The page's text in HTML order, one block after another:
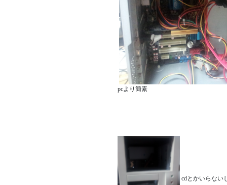
pcより簡素
cdとかいらない